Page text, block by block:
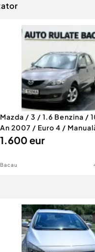
Mazda / 3 / 1.6 Benzina /
An 2007 / Euro 4 /
1.600 eur
Bacau